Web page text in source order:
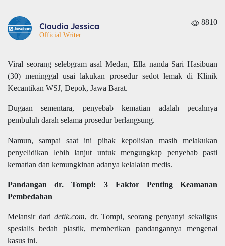
Claudia Jessica
Official Writer
8810
Viral seorang selebgram asal Medan, Ella nanda Sari Hasibuan
(30) meninggal usai lakukan prosedur sedot lemak di Klinik
Kecantikan WSJ, Depok, Jawa Barat.
Dugaan sementara, penyebab kematian adalah pecahnya
pembuluh darah selama prosedur berlangsung.
Namun, sampai saat ini pihak kepolisian masih melakukan
penyelidikan lebih lanjut untuk mengungkap penyebab pasti
kematian dan kemungkinan adanya kelalaian medis.
Pandangan dr. Tompi: 3 Faktor Penting Keamanan
Pembedahan
Melansir dari detik.com, dr. Tompi, seorang penyanyi sekaligus
spesialis bedah plastik, memberikan pandangannya mengenai
kasus ini.